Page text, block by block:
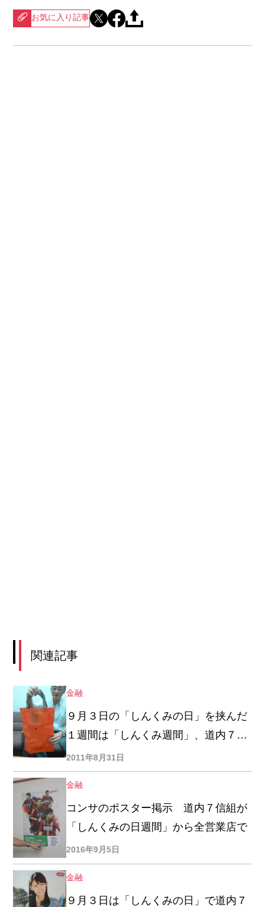
お気に入り記事
関連記事
金融
９月３日の「しんくみの日」を挟んだ
１週間は「しんくみ週間」、道内７信
用組合が来店客にエコバッグ８０００
個を配付
2011年8月31日
金融
コンサのポスター掲示 道内７信組が
「しんくみの日週間」から全営業店で
2016年9月5日
金融
９月３日は「しんくみの日」で道内７